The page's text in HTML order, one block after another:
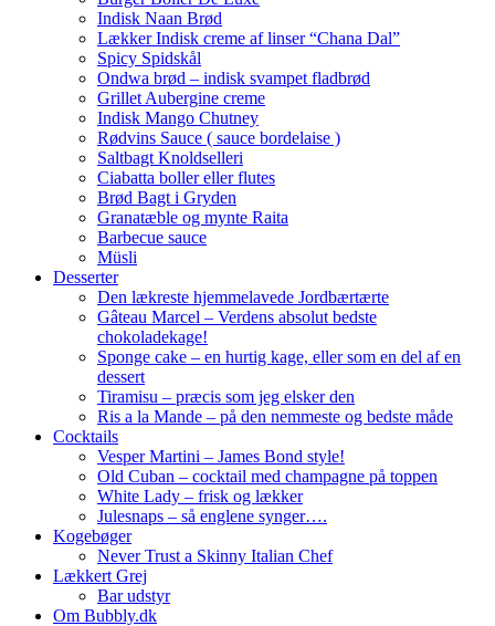
Indisk Naan Brød
Lækker Indisk creme af linser “Chana Dal”
Spicy Spidskål
Ondwa brød – indisk svampet fladbrød
Grillet Aubergine creme
Indisk Mango Chutney
Rødvins Sauce ( sauce bordelaise )
Saltbagt Knoldselleri
Ciabatta boller eller flutes
Brød Bagt i Gryden
Granatæble og mynte Raita
Barbecue sauce
Müsli
Desserter
Den lækreste hjemmelavede Jordbærtærte
Gâteau Marcel – Verdens absolut bedste
chokoladekage!
Sponge cake – en hurtig kage, eller som en del af en
dessert
Tiramisu – præcis som jeg elsker den
Ris a la Mande – på den nemmeste og bedste måde
Cocktails
Vesper Martini – James Bond style!
Old Cuban – cocktail med champagne på toppen
White Lady – frisk og lækker
Julesnaps – så englene synger….
Kogebøger
Never Trust a Skinny Italian Chef
Lækkert Grej
Bar udstyr
Om Bubbly.dk